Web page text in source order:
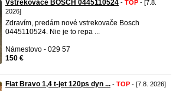
Vstrekovače BOSCH 0445110524 - TOP - [7.8.
2026]
Zdravím, predám nové vstrekovače Bosch
0445110524. Nie je to repa ...
Námestovo - 029 57
150 €
Fiat Bravo 1,4 t-jet 120ps dyn ... - TOP - [7.8. 2026]